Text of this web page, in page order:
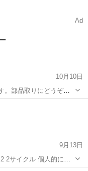
Ad
10月10日
部品取りにどうぞ。
で売ります。O/Hか部
クレームでお願い致し
9月13日
ル 個人的に軽